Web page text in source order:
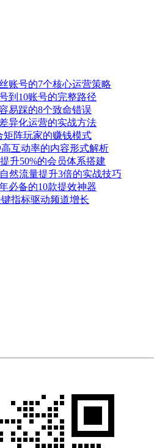
账号的7个核心运营策略
到10账号的完整路径
易踩的8个致命错误
异化运营的实战方法
矩阵玩家的赚钱模式
互动率的内容形式解析
升50%的会员体系搭建
然流量提升3倍的实战技巧
必备的10款提效神器
指标驱动频道增长